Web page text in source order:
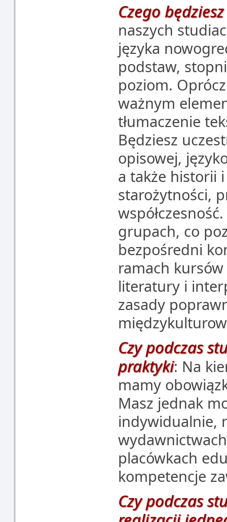
Czego
naszych
języka
podstaw,
poziom.
ważnym
tłumaczenie
Będziesz
opisowej,
a także historii
starożytności,
grupach, co
bezpośredni
ramach
literatury i
zasady
Czy podczas
praktyki: Na
mamy
Masz jednak
indywidualnie,
placówkach
kompetencje
Czy podczas